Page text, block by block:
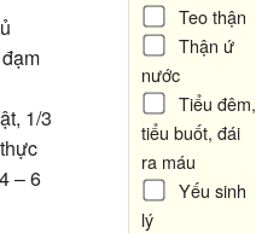
1/3
– 6
Teo thận
Thận ứ
nước
Tiểu đêm,
tiểu buốt, đái
ra máu
Yếu sinh
lý